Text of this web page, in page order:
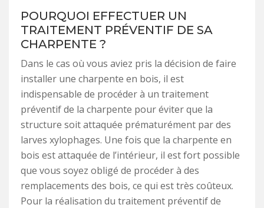
POURQUOI EFFECTUER UN
TRAITEMENT PRÉVENTIF DE SA
CHARPENTE ?
Dans le cas où vous aviez pris la décision de faire
installer une charpente en bois, il est
indispensable de procéder à un traitement
préventif de la charpente pour éviter que la
structure soit attaquée prématurément par des
larves xylophages. Une fois que la charpente en
bois est attaquée de l’intérieur, il est fort possible
que vous soyez obligé de procéder à des
remplacements des bois, ce qui est très coûteux.
Pour la réalisation du traitement préventif de